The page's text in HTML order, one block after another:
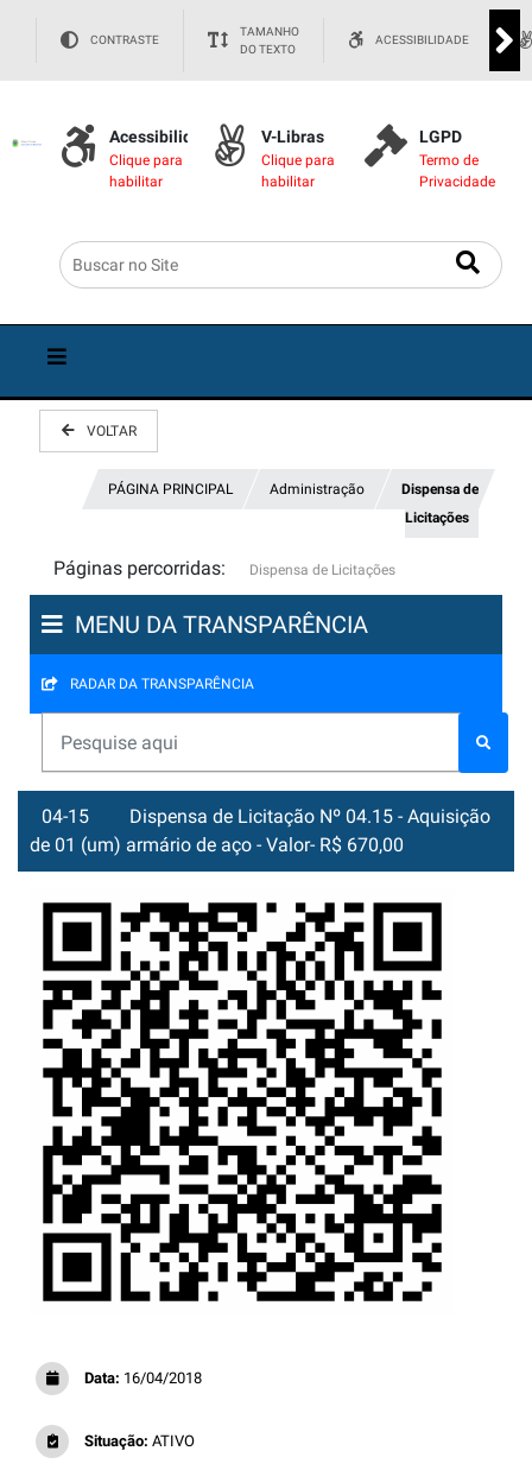
CONTRASTE
TAMANHO
DO TEXTO
ACESSIBILIDADE
Acessibilidade
Clique para
habilitar
V-Libras
Clique para
habilitar
LGPD
Termo de
Privacidade
VOLTAR
PÁGINA PRINCIPAL Administração
Dispensa de
Licitações
Páginas percorridas: Dispensa de Licitações
MENU DA TRANSPARÊNCIA
RADAR DA TRANSPARÊNCIA
04-15
Dispensa de Licitação Nº 04.15 - Aquisição
de 01 (um) armário de aço - Valor- R$ 670,00
Data: 16/04/2018
Situação: ATIVO